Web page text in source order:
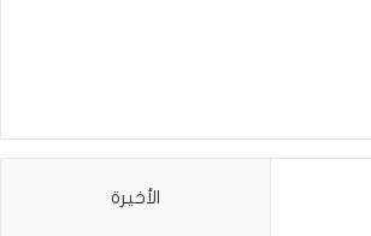
الأخيرة